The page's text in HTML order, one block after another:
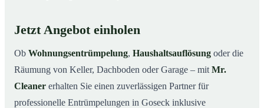
Jetzt Angebot einholen
Ob Wohnungsentrümpelung, Haushaltsauflösung oder die
Räumung von Keller, Dachboden oder Garage – mit Mr.
Cleaner erhalten Sie einen zuverlässigen Partner für
professionelle Entrümpelungen in Goseck inklusive